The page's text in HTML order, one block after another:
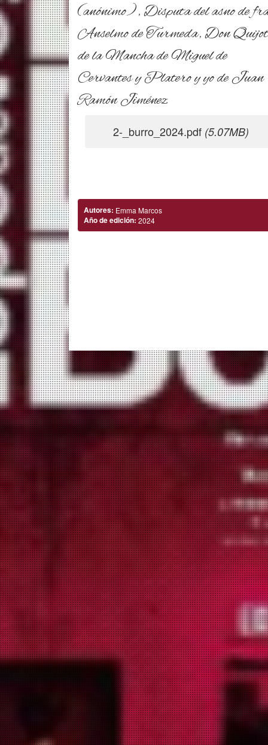
(anónimo), Disputa del asno de
Anselmo de Turmeda, Don
de la Mancha de Miguel de
Cervantes y Platero y yo de Juan
Ramón Jiménez
2-_burro_2024.pdf (5.07MB)
Autores: Emma Marcos
Año de edición: 2024